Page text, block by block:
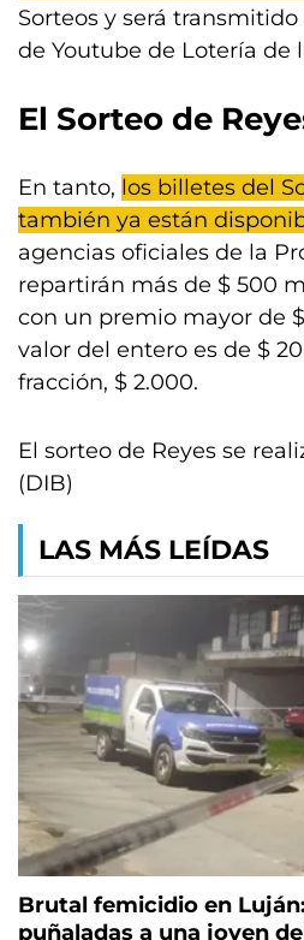
Sorteos y será
de Youtube de Lotería de
El Sorteo de
En tanto, los billetes del
también ya están
agencias oficiales de la
repartirán más de $ 500
con un premio mayor de
valor del entero es de $
fracción, $ 2.000.
El sorteo de Reyes se
(DIB)
LAS MÁS LEÍDAS
Brutal femicidio en
puñaladas a una joven